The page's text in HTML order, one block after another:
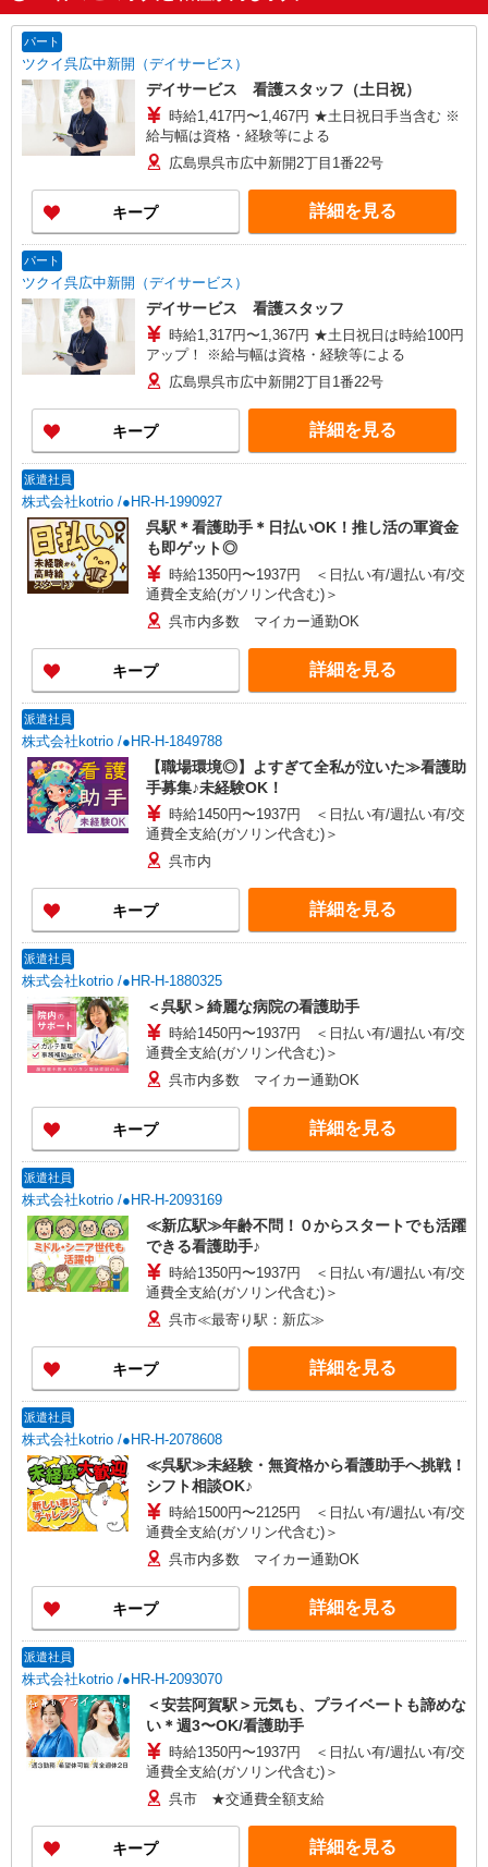
パート
ツクイ呉広中新開（デイサービス）
デイサービス 看護スタッフ（土日祝）
時給1,417円〜1,467円 ★土日祝日手当含む ※
給与幅は資格・経験等による
広島県呉市広中新開2丁目1番22号
キープ 詳細を見る
パート
ツクイ呉広中新開（デイサービス）
デイサービス 看護スタッフ
時給1,317円〜1,367円 ★土日祝日は時給100円
アップ！ ※給与幅は資格・経験等による
広島県呉市広中新開2丁目1番22号
キープ 詳細を見る
派遣社員
株式会社kotrio /●HR-H-1990927
呉駅＊看護助手＊日払いOK！推し活の軍資金
も即ゲット◎
時給1350円〜1937円 ＜日払い有/週払い有/交
通費全支給(ガソリン代含む)＞
呉市内多数 マイカー通勤OK
キープ 詳細を見る
派遣社員
株式会社kotrio /●HR-H-1849788
【職場環境◎】よすぎて全私が泣いた≫看護助
手募集♪未経験OK！
時給1450円〜1937円 ＜日払い有/週払い有/交
通費全支給(ガソリン代含む)＞
呉市内
キープ 詳細を見る
派遣社員
株式会社kotrio /●HR-H-1880325
＜呉駅＞綺麗な病院の看護助手
時給1450円〜1937円 ＜日払い有/週払い有/交
通費全支給(ガソリン代含む)＞
呉市内多数 マイカー通勤OK
キープ 詳細を見る
派遣社員
株式会社kotrio /●HR-H-2093169
≪新広駅≫年齢不問！０からスタートでも活躍
できる看護助手♪
時給1350円〜1937円 ＜日払い有/週払い有/交
通費全支給(ガソリン代含む)＞
呉市≪最寄り駅：新広≫
キープ 詳細を見る
派遣社員
株式会社kotrio /●HR-H-2078608
≪呉駅≫未経験・無資格から看護助手へ挑戦！
シフト相談OK♪
時給1500円〜2125円 ＜日払い有/週払い有/交
通費全支給(ガソリン代含む)＞
呉市内多数 マイカー通勤OK
キープ 詳細を見る
派遣社員
株式会社kotrio /●HR-H-2093070
＜安芸阿賀駅＞元気も、プライベートも諦めな
い＊週3〜OK/看護助手
時給1350円〜1937円 ＜日払い有/週払い有/交
通費全支給(ガソリン代含む)＞
呉市 ★交通費全額支給
キープ 詳細を見る